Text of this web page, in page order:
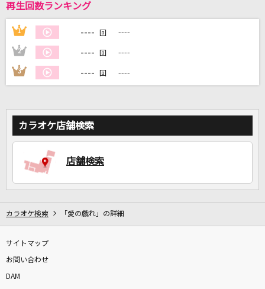
カラオケをもっと楽しもう！
家族や友達と一緒に！練習にも！
再生回数ランキング
1 ---- 回 ----
2 ---- 回 ----
3 ---- 回 ----
カラオケ店舗検索
店舗検索
カラオケ検索 「愛の戯れ」の詳細
サイトマップ
お問い合わせ
DAM